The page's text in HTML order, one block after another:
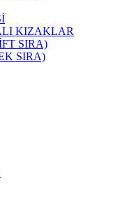
KIZAKLAR
SIRA)
SIRA)